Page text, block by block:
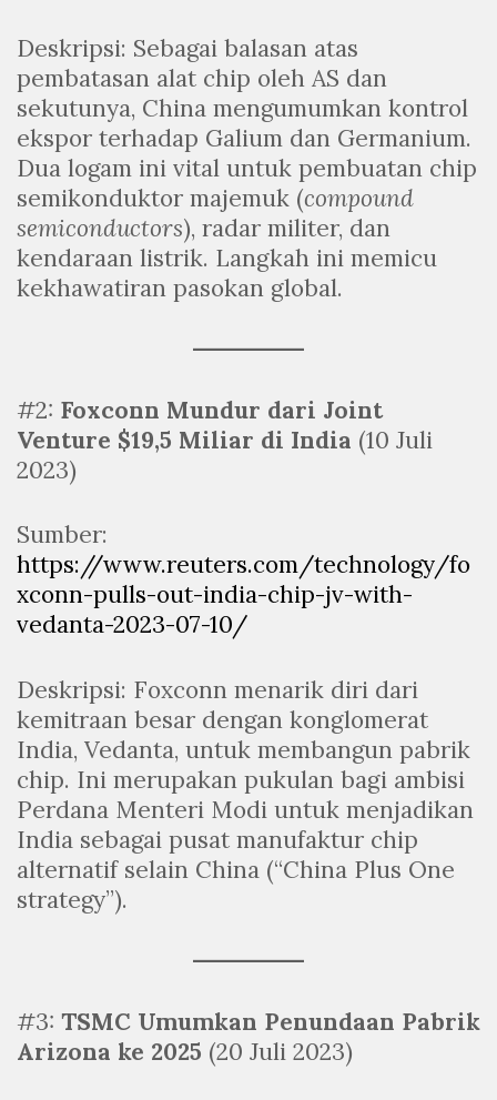
Deskripsi: Sebagai balasan atas
pembatasan alat chip oleh AS dan
sekutunya, China mengumumkan kontrol
ekspor terhadap Galium dan Germanium.
Dua logam ini vital untuk pembuatan chip
semikonduktor majemuk (compound
semiconductors), radar militer, dan
kendaraan listrik. Langkah ini memicu
kekhawatiran pasokan global.
#2: Foxconn Mundur dari Joint
Venture $19,5 Miliar di India (10 Juli
2023)
Sumber:
https://www.reuters.com/technology/fo
xconn-pulls-out-india-chip-jv-with-
vedanta-2023-07-10/
Deskripsi: Foxconn menarik diri dari
kemitraan besar dengan konglomerat
India, Vedanta, untuk membangun pabrik
chip. Ini merupakan pukulan bagi ambisi
Perdana Menteri Modi untuk menjadikan
India sebagai pusat manufaktur chip
alternatif selain China (“China Plus One
strategy”).
#3: TSMC Umumkan Penundaan Pabrik
Arizona ke 2025 (20 Juli 2023)